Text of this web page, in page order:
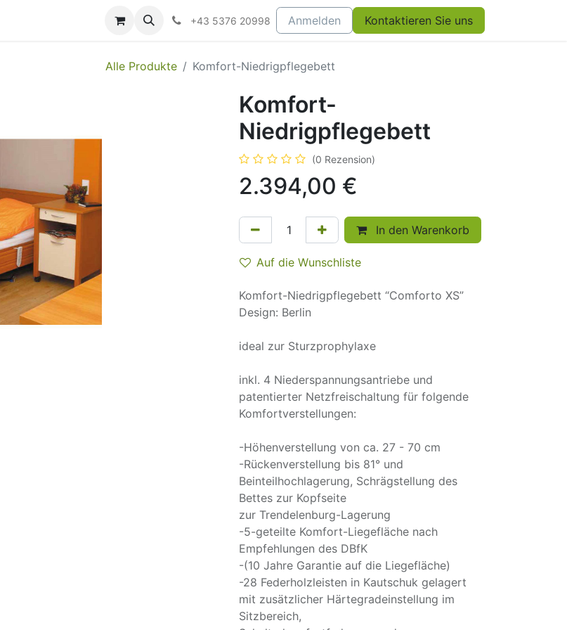
Messen/Veranstaltungen Downloads Hilfe
+43 5376 20998 Anmelden Kontaktieren Sie uns
Alle Produkte Komfort-Niedrigpflegebett
Komfort-
Niedrigpflegebett
(0 Rezension)
2.394,00 €
In den Warenkorb
Auf die Wunschliste
Komfort-Niedrigpflegebett “Comforto XS”
Design: Berlin
ideal zur Sturzprophylaxe
inkl. 4 Niederspannungsantriebe und
patentierter Netzfreischaltung für folgende
Komfortverstellungen:
-Höhenverstellung von ca. 27 - 70 cm
-Rückenverstellung bis 81° und
Beinteilhochlagerung, Schrägstellung des
Bettes zur Kopfseite
zur Trendelenburg-Lagerung
-5-geteilte Komfort-Liegefläche nach
Empfehlungen des DBfK
-(10 Jahre Garantie auf die Liegefläche)
-28 Federholzleisten in Kautschuk gelagert
mit zusätzlicher Härtegradeinstellung im
Sitzbereich,